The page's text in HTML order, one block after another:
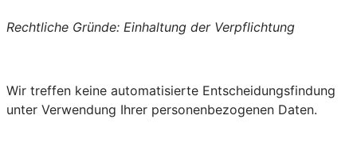
Rechtliche Gründe: Einhaltung der Verpflichtung
Wir treffen keine automatisierte Entscheidungsfindung
unter Verwendung Ihrer personenbezogenen Daten.